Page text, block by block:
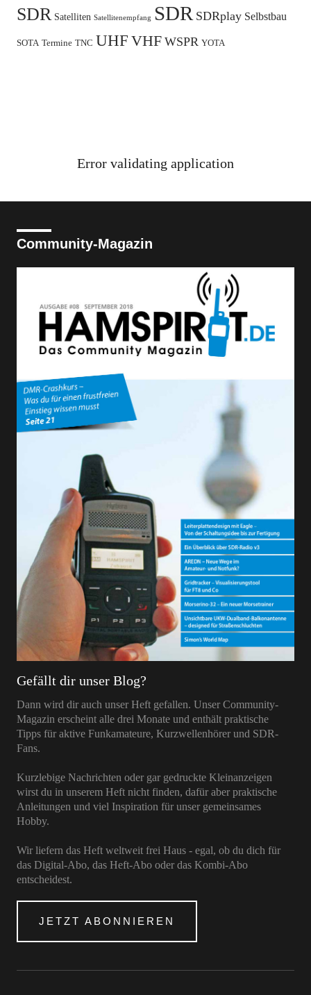
SDR Satelliten Satellitenempfang SDR SDRplay Selbstbau
SOTA Termine TNC UHF VHF WSPR YOTA
Error validating application
Community-Magazin
Gefällt dir unser Blog?
Dann wird dir auch unser Heft gefallen. Unser Community-
Magazin erscheint alle drei Monate und enthält praktische
Tipps für aktive Funkamateure, Kurzwellenhörer und SDR-
Fans.
Kurzlebige Nachrichten oder gar gedruckte Kleinanzeigen
wirst du in unserem Heft nicht finden, dafür aber praktische
Anleitungen und viel Inspiration für unser gemeinsames
Hobby.
Wir liefern das Heft weltweit frei Haus - egal, ob du dich für
das Digital-Abo, das Heft-Abo oder das Kombi-Abo
entscheidest.
JETZT ABONNIEREN